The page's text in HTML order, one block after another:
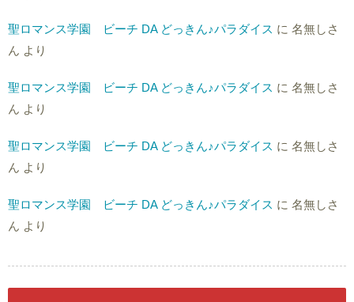
聖ロマンス学園 ビーチ DA どっきん♪パラダイス に 名無しさ
ん より
聖ロマンス学園 ビーチ DA どっきん♪パラダイス に 名無しさ
ん より
聖ロマンス学園 ビーチ DA どっきん♪パラダイス に 名無しさ
ん より
聖ロマンス学園 ビーチ DA どっきん♪パラダイス に 名無しさ
ん より